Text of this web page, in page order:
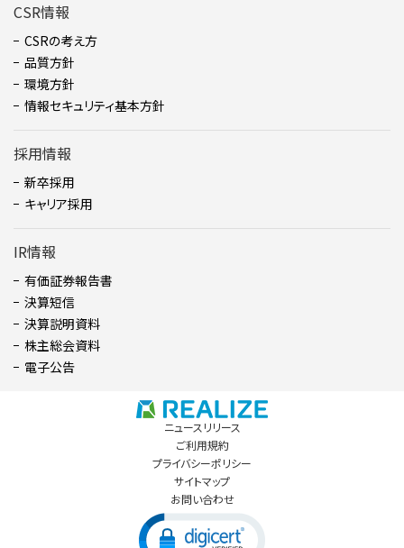
CSR情報
CSRの考え方
品質方針
環境方針
情報セキュリティ基本方針
採用情報
新卒採用
キャリア採用
IR情報
有価証券報告書
決算短信
決算説明資料
株主総会資料
電子公告
ニュースリリース
ご利用規約
プライバシーポリシー
サイトマップ
お問い合わせ